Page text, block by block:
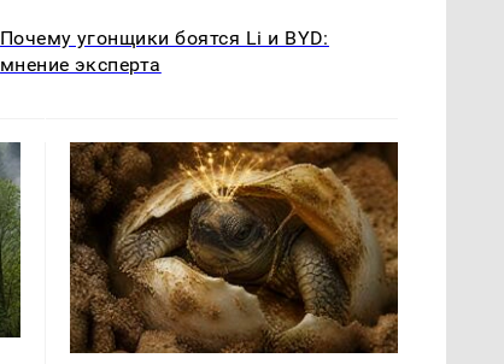
Почему угонщики боятся Li и BYD:
мнение эксперта